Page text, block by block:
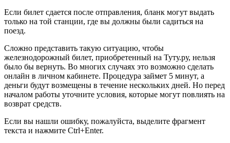
Если билет сдается после отправления, бланк могут выдать
только на той станции, где вы должны были садиться на
поезд.
Сложно представить такую ситуацию, чтобы
железнодорожный билет, приобретенный на Туту.ру, нельзя
было бы вернуть. Во многих случаях это возможно сделать
онлайн в личном кабинете. Процедура займет 5 минут, а
деньги будут возмещены в течение нескольких дней. Но перед
началом работы уточните условия, которые могут повлиять на
возврат средств.
Если вы нашли ошибку, пожалуйста, выделите фрагмент
текста и нажмите Ctrl+Enter.